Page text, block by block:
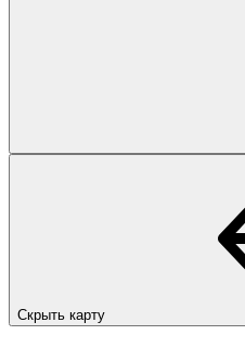
Скрыть карту